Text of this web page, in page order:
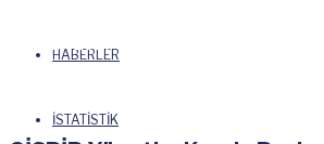
HABERLER
İSTATİSTİK
8 Nisan 2017-